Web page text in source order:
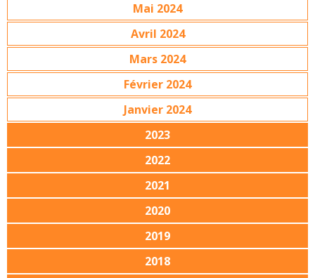
Mai 2024
Avril 2024
Mars 2024
Février 2024
Janvier 2024
2023
2022
2021
2020
2019
2018